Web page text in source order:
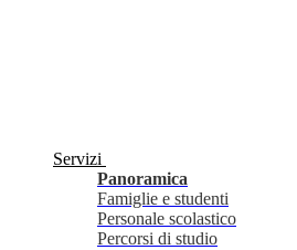
Servizi
Panoramica
Famiglie e studenti
Personale scolastico
Percorsi di studio